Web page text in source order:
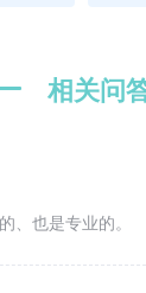
相关问
、也是专业的。